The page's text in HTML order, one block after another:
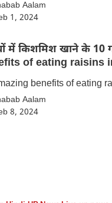
Aalam
1, 2024
में किशमिश खाने के
of eating raisins
benefits of eating
Aalam
8, 2024